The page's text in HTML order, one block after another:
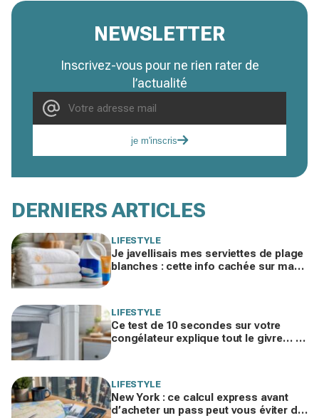
NEWSLETTER
Inscrivez-vous pour ne rien rater de
l’actualité
je m'inscris
DERNIERS ARTICLES
LIFESTYLE
Je javellisais mes serviettes de plage
blanches : cette info cachée sur ma
LIFESTYLE
Ce test de 10 secondes sur votre
congélateur explique tout le givre… et
LIFESTYLE
New York : ce calcul express avant
d’acheter un pass peut vous éviter de